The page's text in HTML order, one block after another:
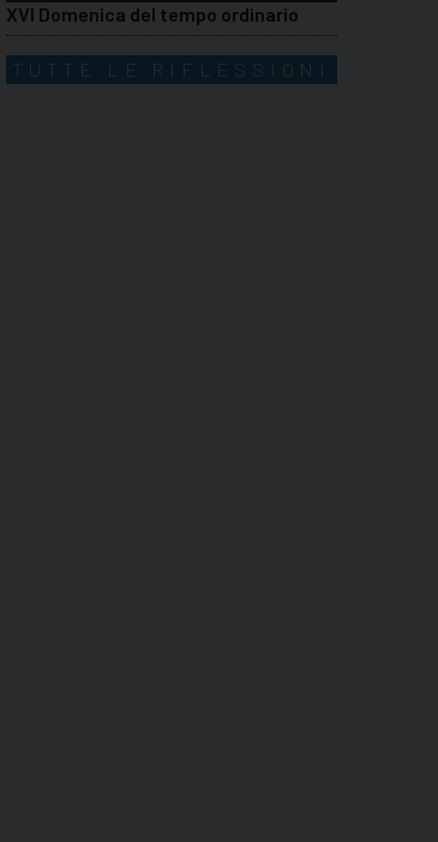
XVI Domenica del tempo ordinario
TUTTE LE RIFLESSIONI